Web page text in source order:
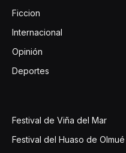
Ficcion
Internacional
Opinión
Deportes
Festival de Viña del Mar
Festival del Huaso de Olmué